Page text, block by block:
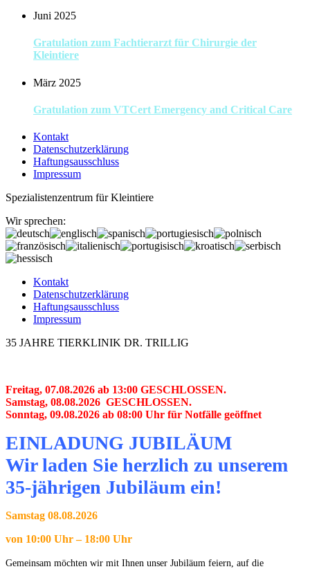
Juni 2025
Gratulation zum Fachtierarzt für Chirurgie der
Kleintiere
März 2025
Gratulation zum VTCert Emergency and Critical Care
Kontakt
Datenschutzerklärung
Haftungsausschluss
Impressum
Spezialistenzentrum für Kleintiere
Wir sprechen:
Kontakt
Datenschutzerklärung
Haftungsausschluss
Impressum
35 JAHRE TIERKLINIK DR. TRILLIG
Freitag, 07.08.2026 ab 13:00 GESCHLOSSEN.
Samstag, 08.08.2026 GESCHLOSSEN.
Sonntag, 09.08.2026 ab 08:00 Uhr für Notfälle geöffnet
EINLADUNG JUBILÄUM
Wir laden Sie herzlich zu unserem
35-jährigen Jubiläum ein!
Samstag 08.08.2026
von 10:00 Uhr – 18:00 Uhr
Gemeinsam möchten wir mit Ihnen unser Jubiläum feiern, auf die